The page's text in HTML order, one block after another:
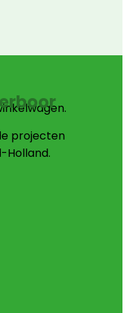
projecten
Holland.